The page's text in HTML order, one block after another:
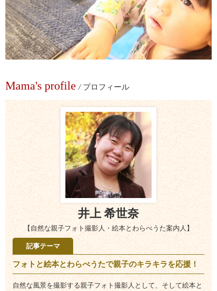
Mama's profile / プロフィール
井上 希世奈
【自然な親子フォト撮影人・絵本とわらべうた案内人】
記事テーマ
フォトと絵本とわらべうたで親子のキラキラを応援！
自然な風景を撮影する親子フォト撮影人として、そして絵本と